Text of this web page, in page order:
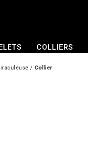
COLLIERS
/ Collier